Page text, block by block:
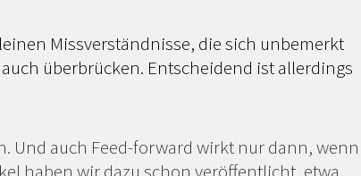
Missverständnisse, die sich unbemerkt
überbrücken. Entscheidend ist allerdings
Und auch Feed-forward wirkt nur dann, wenn
haben wir dazu schon veröffentlicht, etwa